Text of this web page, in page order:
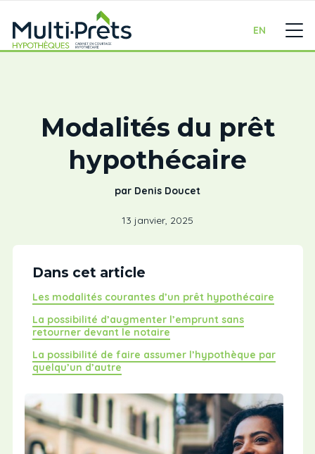
EN
Modalités du prêt
hypothécaire
par Denis Doucet
13 janvier, 2025
Dans cet article
Les modalités courantes d’un prêt hypothécaire
La possibilité d’augmenter l’emprunt sans
retourner devant le notaire
La possibilité de faire assumer l’hypothèque par
quelqu’un d’autre